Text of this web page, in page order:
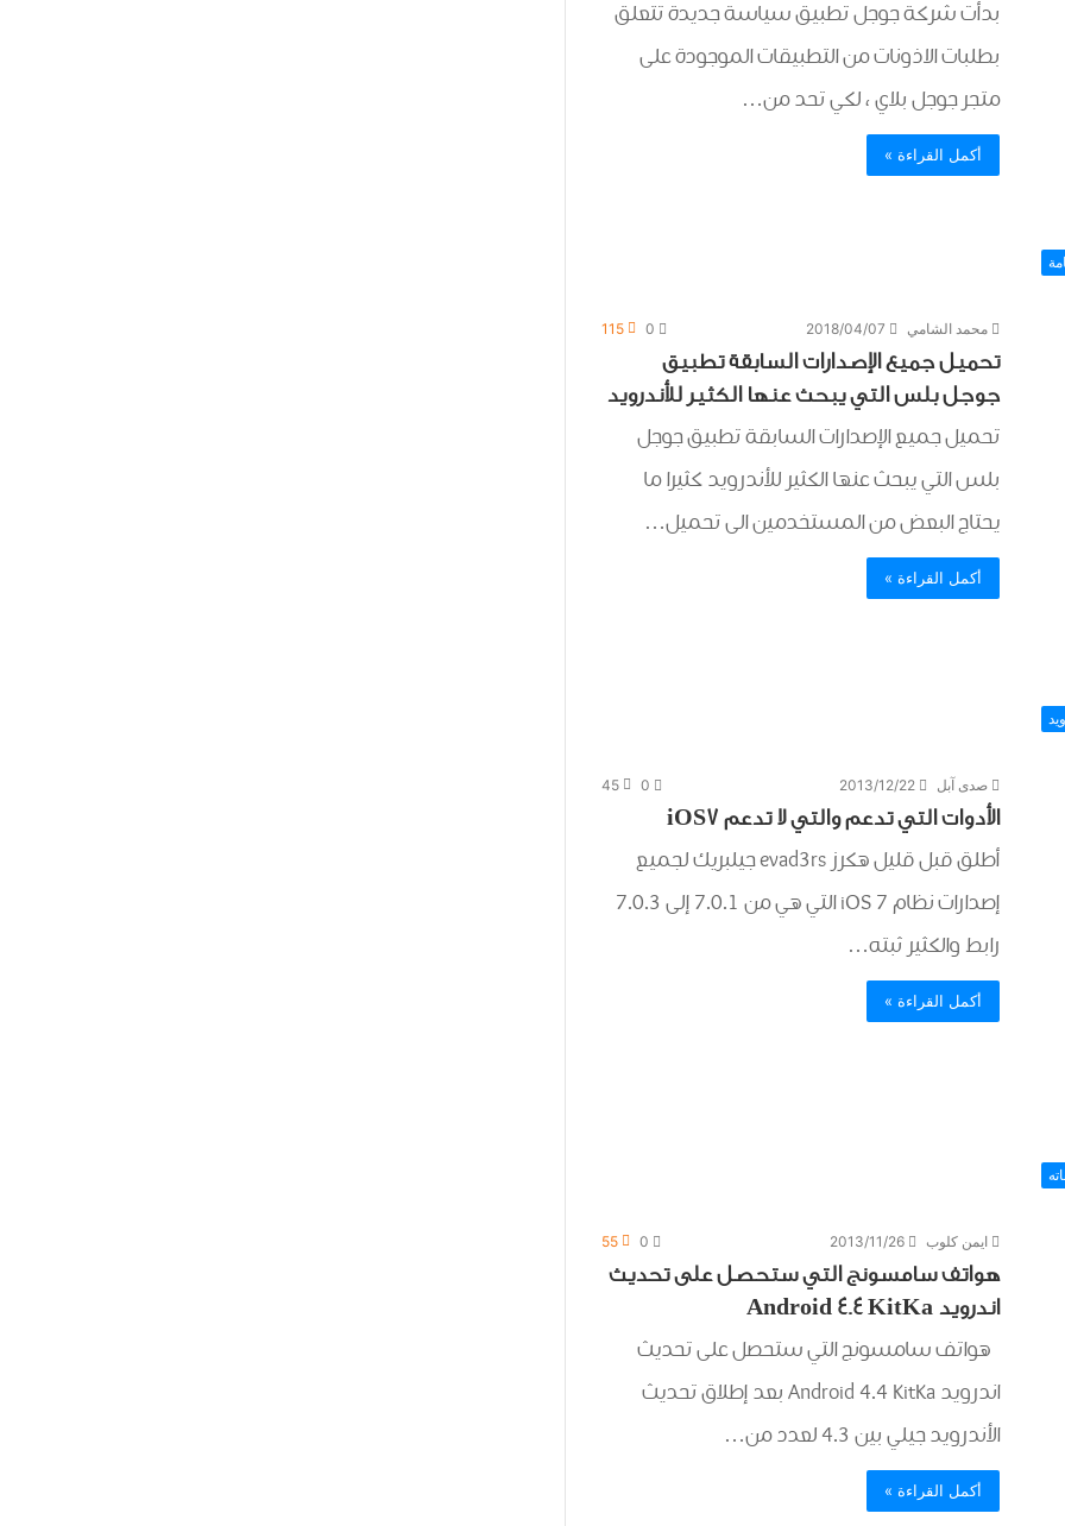
بدأت شركة جوجل تطبيق سياسة جديدة تتعلق
بطلبات الاذونات من التطبيقات الموجودة على
متجر جوجل بلاي ، لكي تحد من…
أكمل القراءة »
محمد الشامي 2018/04/07
0
115
تحميل جميع الإصدارات السابقة تطبيق
جوجل بلس التي يبحث عنها الكثير للأندرويد
تحميل جميع الإصدارات السابقة تطبيق جوجل
بلس التي يبحث عنها الكثير للأندرويد كثيرا ما
يحتاج البعض من المستخدمين الى تحميل…
أكمل القراءة »
صدى آبل 2013/12/22
0
45
الأدوات التي تدعم والتي لا تدعم iOS7
أطلق قبل قليل هكرز evad3rs جيلبريك لجميع
إصدارات نظام iOS 7 التي هي من 7.0.1 إلى 7.0.3
رابط والكثير ثبته…
أكمل القراءة »
ايمن كلوب 2013/11/26
0
55
هواتف سامسونج التي ستحصل على تحديث
اندرويد Android 4.4 KitKa
هواتف سامسونج التي ستحصل على تحديث
اندرويد Android 4.4 KitKa بعد إطلاق تحديث
الأندرويد جيلي بين 4.3 لعدد من…
أكمل القراءة »